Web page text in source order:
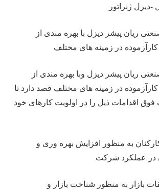
دیزل ژنراتور
ریان پیشر دیزل با بهره مندی از
در زمینه های مختلف
ریان پیشر دیزل وبا بهره مندی از
در زمینه های مختلف قصد دارد تا
فوق اقدامات ذیل را در اولویت کارهای خود
کارکنان به منظور افزایش بهره وری و
در عملکرد شرکت
بازار به منظور شناخت بازار و